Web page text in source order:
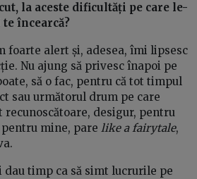
la aceste dificultăți pe care le-
încearcă?
foarte alert și, adesea, îmi lipsesc
Nu ajung să privesc înapoi pe
să o fac, pentru că tot timpul
sau următorul drum pe care
recunoscătoare, desigur, pentru
mine, pare like a fairytale,
dau timp ca să simt lucrurile pe